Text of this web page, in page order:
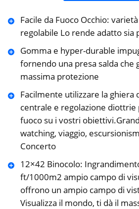
Facile da Fuoco Occhio:
regolabile Lo rende adatto sia
Gomma e hyper-durable
fornendo una presa salda che
massima protezione
Facilmente utilizzare la ghiera
centrale e regolazione
fuoco su i vostri
watching, viaggio,
Concerto
12×42 Binocolo:
ft/1000m2 ampio campo di
offrono un ampio campo di
Visualizza il mondo, ti dà il